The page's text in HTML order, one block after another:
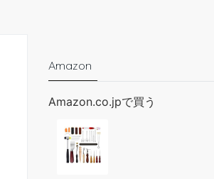
Amazon
Amazon.co.jpで買う